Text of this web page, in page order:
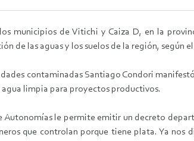
municipios de Vitichi y Caiza D, en la
de las aguas y los suelos de la región, según
contaminadas Santiago Condori
agua limpia para proyectos productivos.
Autonomías le permite emitir un decreto
que controlan porque tiene plata. Ya